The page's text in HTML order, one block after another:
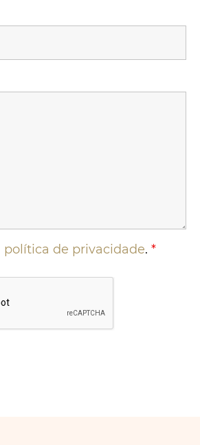
política de privacidade. *